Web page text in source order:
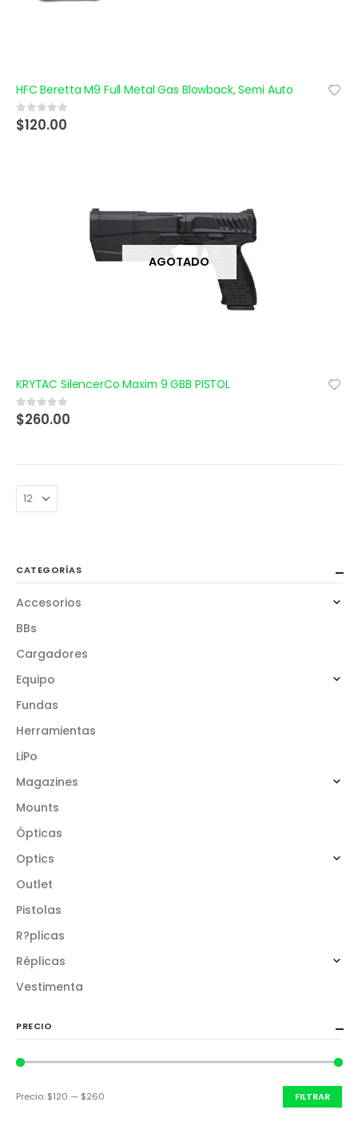
HFC Beretta M9 Full Metal Gas Blowback, Semi Auto
0out of 5
$120.00
AGOTADO
KRYTAC SilencerCo Maxim 9 GBB PISTOL
0out of 5
$260.00
CATEGORÍAS
Accesorios
BBs
Cargadores
Equipo
Fundas
Herramientas
LiPo
Magazines
Mounts
Ópticas
Optics
Outlet
Pistolas
R?plicas
Réplicas
Vestimenta
PRECIO
FILTRAR
Precio: $120 — $260